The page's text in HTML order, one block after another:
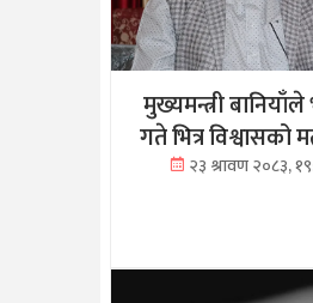
मुख्यमन्त्री
गते भित्र विश्वासको
२३ श्रावण २०८३,